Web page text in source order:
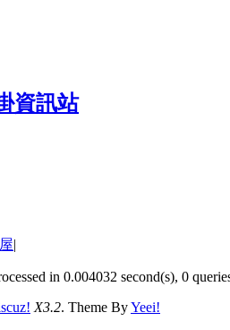
|
in 0.004032 second(s), 0
X3.2. Theme ByYeei!